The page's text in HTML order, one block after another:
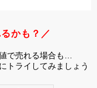
かも？／
で売れる場合も…
トライしてみましょう